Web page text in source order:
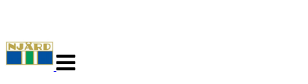
navigasjon